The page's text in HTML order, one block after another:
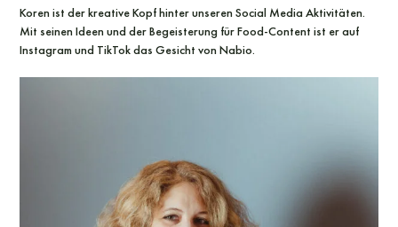
Koren ist der kreative Kopf hinter unseren Social Media Aktivitäten.
Mit seinen Ideen und der Begeisterung für Food-Content ist er auf
Instagram und TikTok das Gesicht von Nabio.